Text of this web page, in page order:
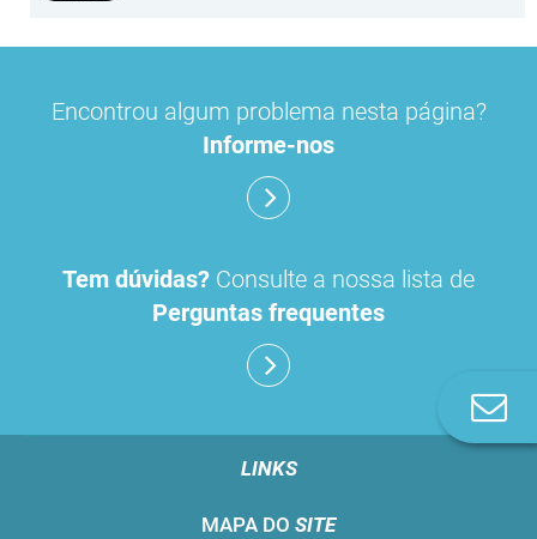
Encontrou algum problema nesta página?
Informe-nos
Tem dúvidas? Consulte a nossa lista de
Perguntas frequentes
LINKS
MAPA DO SITE